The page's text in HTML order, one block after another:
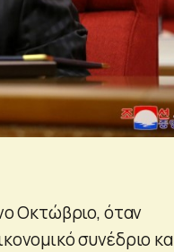
Οκτώβριο, όταν
συνέδριο